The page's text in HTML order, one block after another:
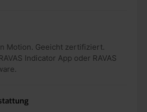
Motion. Geeicht zertifiziert.
Indicator App oder RAVAS